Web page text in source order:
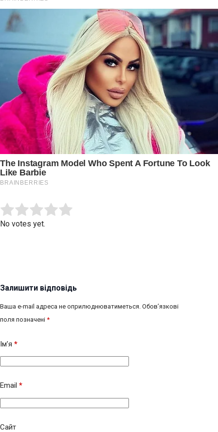
Rate this item:
No votes yet.
Залишити відповідь
Ваша e-mail адреса не оприлюднюватиметься. Обов’язкові
поля позначені *
Ім’я *
Email *
Сайт